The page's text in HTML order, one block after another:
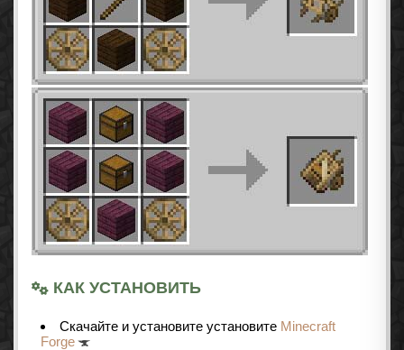
КАК УСТАНОВИТЬ
Скачайте и установите установите Minecraft
Forge